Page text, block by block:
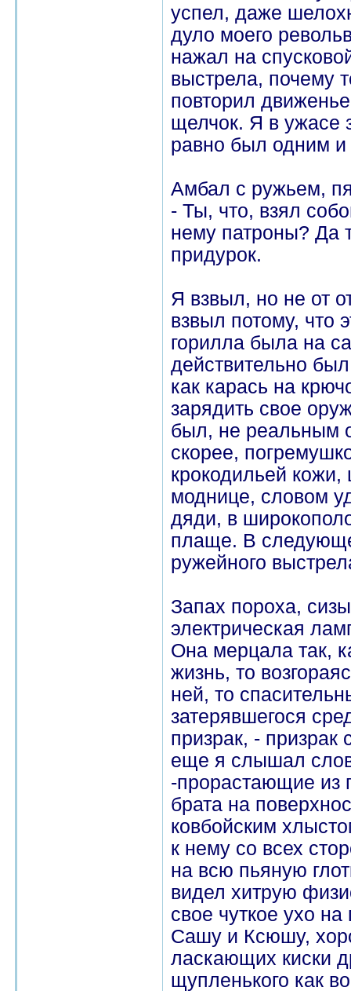
успел, даже
дуло моего
нажал на
выстрела, почему
повторил
щелчок. Я в ужасе
равно был одним
Амбал с ружьем,
- Ты, что, взял
нему патроны? Да
придурок.
Я взвыл, но не от
взвыл потому, что
горилла была на
действительно
как карась на
зарядить свое
был, не реальным
скорее,
крокодильей
моднице, словом
дяди, в
плаще. В
ружейного
Запах пороха,
электрическая
Она мерцала так,
жизнь, то
ней, то
затерявшегося
призрак, -
еще я слышал
-прорастающие из
брата на
ковбойским
к нему со всех
на всю пьяную
видел хитрую
свое чуткое ухо
Сашу и Ксюшу,
ласкающих киски
щупленького как